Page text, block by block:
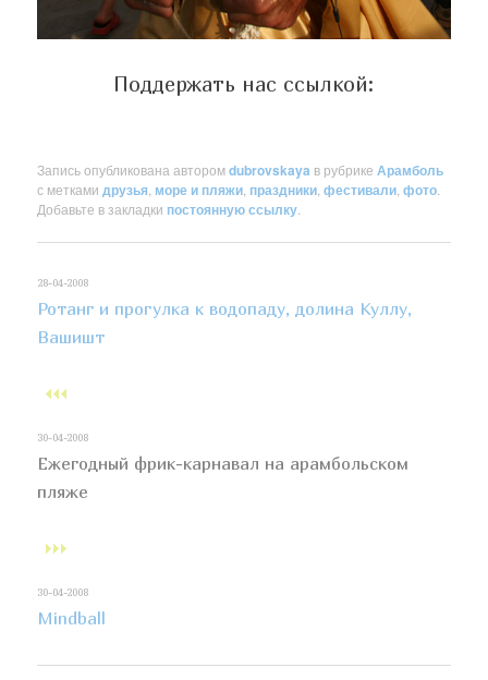
Поддержать нас ссылкой:
Запись опубликована авторомdubrovskaya в рубрикеАрамболь
с метками друзья море и пляжи праздники ,фестивали ,фото
Добавьте в закладки постоянную ссылку
28-04-2008
Ротанг и прогулка к водопаду, долина Куллу,
Вашишт
30-04-2008
Ежегодный фрик-карнавал на арамбольском
пляже
30-04-2008
Mindball